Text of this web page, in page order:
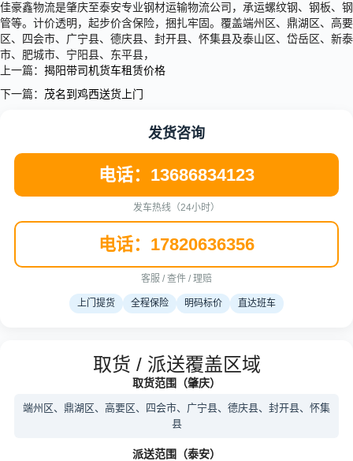
佳豪鑫物流是肇庆至泰安专业钢材运输物流公司，承运螺纹钢、钢板、钢
管等。计价透明，起步价含保险，捆扎牢固。覆盖端州区、鼎湖区、高要
区、四会市、广宁县、德庆县、封开县、怀集县及泰山区、岱岳区、新泰
市、肥城市、宁阳县、东平县，
上一篇： 揭阳带司机货车租赁价格
下一篇： 茂名到鸡西送货上门
发货咨询
电话：13686834123
发车热线（24小时）
电话：17820636356
客服 / 查件 / 理赔
上门提货 全程保险 明码标价 直达班车
取货 / 派送覆盖区域
取货范围（肇庆）
端州区、鼎湖区、高要区、四会市、广宁县、德庆县、封开县、怀集
县
派送范围（泰安）